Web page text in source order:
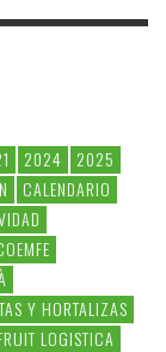
2024
2025
CALENDARIO
Y HORTALIZAS
LOGISTICA